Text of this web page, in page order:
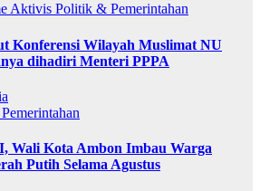
Aktivis Politik & Pemerintahan
Konferensi Wilayah Muslimat NU
dihadiri Menteri PPPA
Wali Kota Ambon Imbau Warga
Putih Selama Agustus